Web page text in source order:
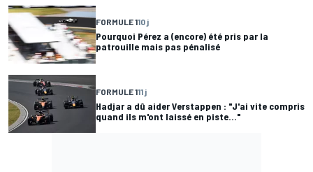
FORMULE 110 j
Pourquoi Pérez a (encore) été pris par la
patrouille mais pas pénalisé
FORMULE 111 j
Hadjar a dû aider Verstappen : "J'ai vite compris
quand ils m'ont laissé en piste..."